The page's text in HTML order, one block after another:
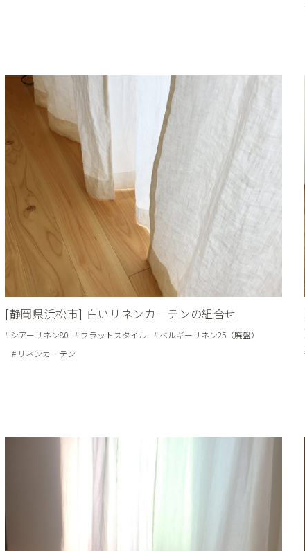
[静岡県浜松市] 白いリネンカーテンの組合せ
シアーリネン80 フラットスタイル
ベルギーリネン25（廃盤）
リネンカーテン